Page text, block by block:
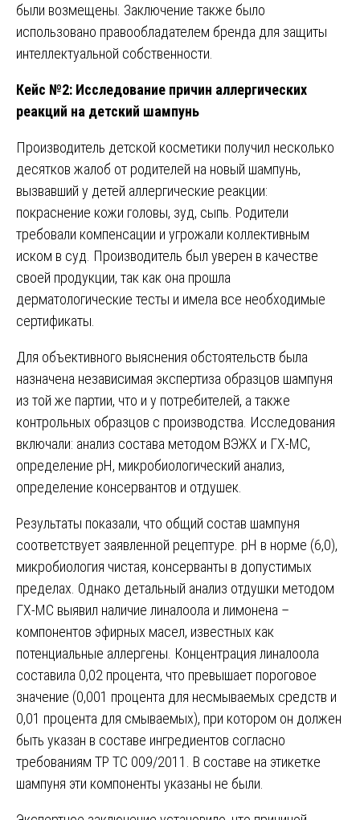
были возмещены. Заключение также было
использовано правообладателем бренда для защиты
интеллектуальной собственности.
Кейс №2: Исследование причин аллергических
реакций на детский шампунь
Производитель детской косметики получил несколько
десятков жалоб от родителей на новый шампунь,
вызвавший у детей аллергические реакции:
покраснение кожи головы, зуд, сыпь. Родители
требовали компенсации и угрожали коллективным
иском в суд. Производитель был уверен в качестве
своей продукции, так как она прошла
дерматологические тесты и имела все необходимые
сертификаты.
Для объективного выяснения обстоятельств была
назначена независимая экспертиза образцов шампуня
из той же партии, что и у потребителей, а также
контрольных образцов с производства. Исследования
включали: анализ состава методом ВЭЖХ и ГХ-МС,
определение pH, микробиологический анализ,
определение консервантов и отдушек.
Результаты показали, что общий состав шампуня
соответствует заявленной рецептуре. pH в норме (6,0),
микробиология чистая, консерванты в допустимых
пределах. Однако детальный анализ отдушки методом
ГХ-МС выявил наличие линалоола и лимонена –
компонентов эфирных масел, известных как
потенциальные аллергены. Концентрация линалоола
составила 0,02 процента, что превышает пороговое
значение (0,001 процента для несмываемых средств и
0,01 процента для смываемых), при котором он должен
быть указан в составе ингредиентов согласно
требованиям ТР ТС 009/2011. В составе на этикетке
шампуня эти компоненты указаны не были.